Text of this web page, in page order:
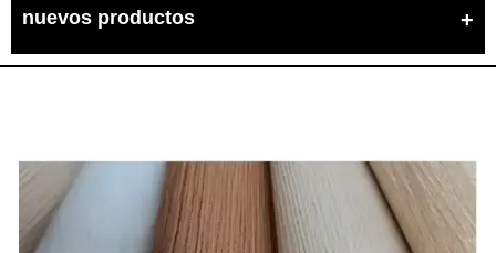
nuevos productos